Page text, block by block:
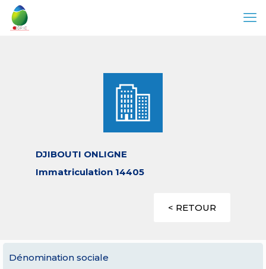
DJIBOUTI ONLIGNE
Immatriculation 14405
< RETOUR
Dénomination sociale